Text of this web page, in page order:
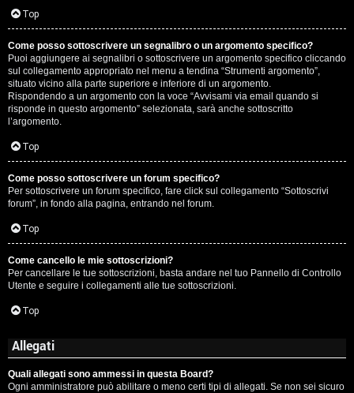
Top
Come posso sottoscrivere un segnalibro o un argomento specifico?
Puoi aggiungere ai segnalibri o sottoscrivere un argomento specifico cliccando
sul collegamento appropriato nel menu a tendina “Strumenti argomento”,
situato vicino alla parte superiore e inferiore di un argomento.
Rispondendo a un argomento con la voce “Avvisami via email quando si
risponde in questo argomento” selezionata, sarà anche sottoscritto
l’argomento.
Top
Come posso sottoscrivere un forum specifico?
Per sottoscrivere un forum specifico, fare click sul collegamento “Sottoscrivi
forum”, in fondo alla pagina, entrando nel forum.
Top
Come cancello le mie sottoscrizioni?
Per cancellare le tue sottoscrizioni, basta andare nel tuo Pannello di Controllo
Utente e seguire i collegamenti alle tue sottoscrizioni.
Top
Allegati
Quali allegati sono ammessi in questa Board?
Ogni amministratore può abilitare o meno certi tipi di allegati. Se non sei sicuro